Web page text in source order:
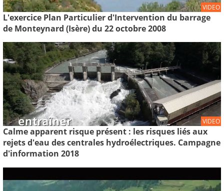
VIDEO
L'exercice Plan Particulier d'Intervention du barrage
de Monteynard (Isère) du 22 octobre 2008
VIDEO
Calme apparent risque présent : les risques liés aux
rejets d'eau des centrales hydroélectriques. Campagne
d'information 2018